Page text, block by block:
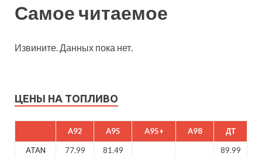
Самое читаемое
Извините. Данных пока нет.
ЦЕНЫ НА ТОПЛИВО
A92 A95 A95+ A98 ДТ
ATAN 77.99 81.49
89.99